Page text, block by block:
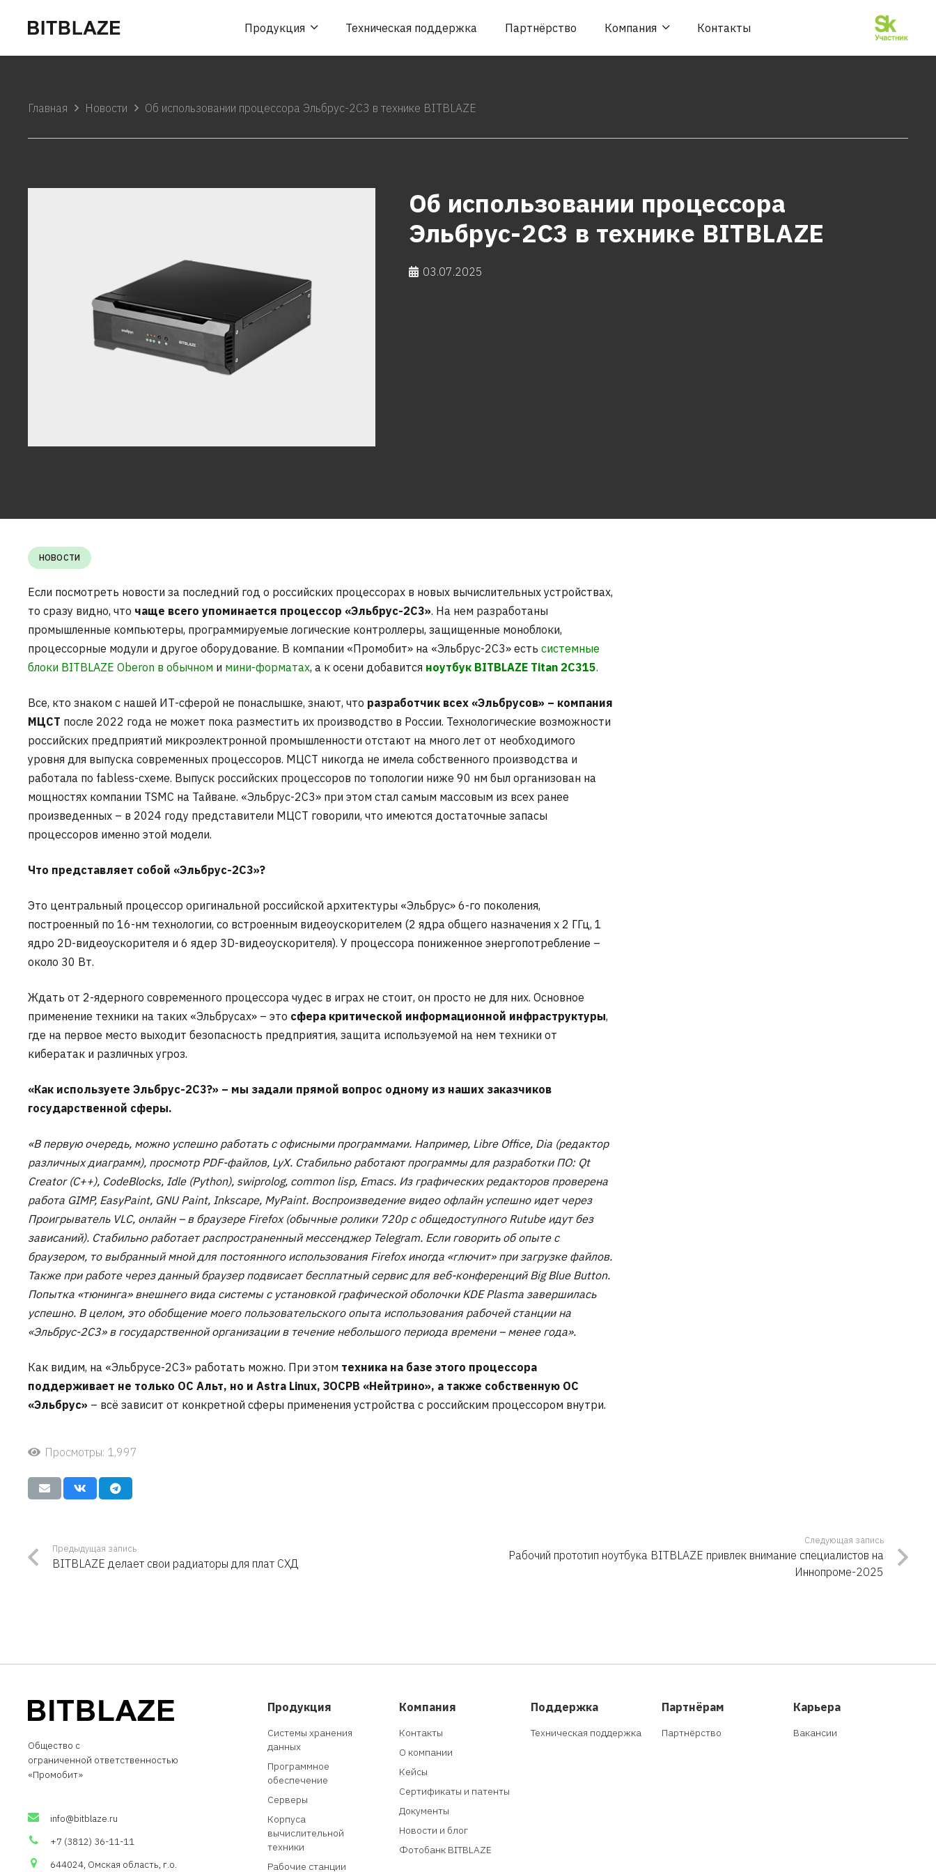
Продукция Техническая поддержка Партнёрство Компания Контакты
Главная Новости Об использовании процессора Эльбрус-2С3 в технике BITBLAZE
Об использовании процессора
Эльбрус-2С3 в технике BITBLAZE
03.07.2025
НОВОСТИ
Если посмотреть новости за последний год о российских процессорах в новых вычислительных устройствах,
то сразу видно, что чаще всего упоминается процессор «Эльбрус-2С3». На нем разработаны
промышленные компьютеры, программируемые логические контроллеры, защищенные моноблоки,
процессорные модули и другое оборудование. В компании «Промобит» на «Эльбрус-2С3» есть системные
блоки BITBLAZE Oberon в обычном и мини-форматах, а к осени добавится ноутбук BITBLAZE Titan 2С315.
Все, кто знаком с нашей ИТ-сферой не понаслышке, знают, что разработчик всех «Эльбрусов» – компания
МЦСТ после 2022 года не может пока разместить их производство в России. Технологические возможности
российских предприятий микроэлектронной промышленности отстают на много лет от необходимого
уровня для выпуска современных процессоров. МЦСТ никогда не имела собственного производства и
работала по fabless-схеме. Выпуск российских процессоров по топологии ниже 90 нм был организован на
мощностях компании TSMC на Тайване. «Эльбрус-2С3» при этом стал самым массовым из всех ранее
произведенных – в 2024 году представители МЦСТ говорили, что имеются достаточные запасы
процессоров именно этой модели.
Что представляет собой «Эльбрус-2С3»?
Это центральный процессор оригинальной российской архитектуры «Эльбрус» 6-го поколения,
построенный по 16-нм технологии, со встроенным видеоускорителем (2 ядра общего назначения х 2 ГГц, 1
ядро 2D-видеоускорителя и 6 ядер 3D-видеоускорителя). У процессора пониженное энергопотребление –
около 30 Вт.
Ждать от 2-ядерного современного процессора чудес в играх не стоит, он просто не для них. Основное
применение техники на таких «Эльбрусах» – это сфера критической информационной инфраструктуры,
где на первое место выходит безопасность предприятия, защита используемой на нем техники от
кибератак и различных угроз.
«Как используете Эльбрус-2С3?» – мы задали прямой вопрос одному из наших заказчиков
государственной сферы.
«В первую очередь, можно успешно работать с офисными программами. Например, Libre Office, Dia (редактор
различных диаграмм), просмотр PDF-файлов, LyX. Стабильно работают программы для разработки ПО: Qt
Creator (C++), CodeBlocks, Idle (Python), swiprolog, common lisp, Emacs. Из графических редакторов проверена
работа GIMP, EasyPaint, GNU Paint, Inkscape, MyPaint. Воспроизведение видео офлайн успешно идет через
Проигрыватель VLC, онлайн – в браузере Firefox (обычные ролики 720p с общедоступного Rutube идут без
зависаний). Стабильно работает распространенный мессенджер Telegram. Если говорить об опыте с
браузером, то выбранный мной для постоянного использования Firefox иногда «глючит» при загрузке файлов.
Также при работе через данный браузер подвисает бесплатный сервис для веб-конференций Big Blue Button.
Попытка «тюнинга» внешнего вида системы с установкой графической оболочки KDE Plasma завершилась
успешно. В целом, это обобщение моего пользовательского опыта использования рабочей станции на
«Эльбрус-2С3» в государственной организации в течение небольшого периода времени – менее года».
Как видим, на «Эльбрусе-2С3» работать можно. При этом техника на базе этого процессора
поддерживает не только ОС Альт, но и Astra Linux, ЗОСРВ «Нейтрино», а также собственную ОС
«Эльбрус» – всё зависит от конкретной сферы применения устройства с российским процессором внутри.
Просмотры: 1,997
Предыдущая запись
BITBLAZE делает свои радиаторы для плат СХД
Следующая запись
Рабочий прототип ноутбука BITBLAZE привлек внимание специалистов на
Иннопроме-2025
Общество с
ограниченной ответственностью
«Промобит»
info@bitblaze.ru
+7 (3812) 36-11-11
644024, Омская область, г.о.
Продукция
Системы хранения
данных
Программное
обеспечение
Серверы
Корпуса
вычислительной
техники
Рабочие станции
Компания
Контакты
О компании
Кейсы
Сертификаты и патенты
Документы
Новости и блог
Фотобанк BITBLAZE
Поддержка
Техническая поддержка
Партнёрам
Партнёрство
Карьера
Вакансии